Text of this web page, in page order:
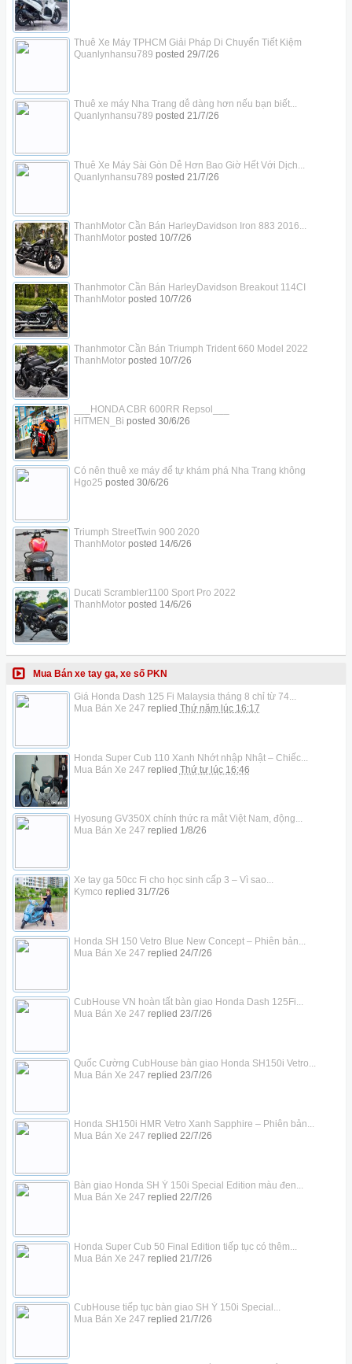
Thuê Xe Máy TPHCM Giải Pháp Di Chuyển Tiết Kiệm
Quanlynhansu789 posted 29/7/26
Thuê xe máy Nha Trang dễ dàng hơn nếu bạn biết...
Quanlynhansu789 posted 21/7/26
Thuê Xe Máy Sài Gòn Dễ Hơn Bao Giờ Hết Với Dịch...
Quanlynhansu789 posted 21/7/26
ThanhMotor Cần Bán HarleyDavidson Iron 883 2016...
ThanhMotorposted 10/7/26
Thanhmotor Cần Bán HarleyDavidson Breakout 114CI
ThanhMotorposted 10/7/26
Thanhmotor Cần Bán Triumph Trident 660 Model 2022
ThanhMotorposted 10/7/26
___HONDA CBR 600RR Repsol___
HITMEN_Bi posted 30/6/26
Có nên thuê xe máy để tự khám phá Nha Trang không
Hgo25 posted 30/6/26
Triumph StreetTwin 900 2020
ThanhMotorposted 14/6/26
Ducati Scrambler1100 Sport Pro 2022
ThanhMotorposted 14/6/26
Mua Bán xe tay ga, xe số PKN
Giá Honda Dash 125 Fi Malaysia tháng 8 chỉ từ 74...
Mua Bán Xe 247 replied Thứ năm lúc 16:17
Honda Super Cub 110 Xanh Nhớt nhập Nhật – Chiếc...
Mua Bán Xe 247 replied Thứ tư lúc 16:46
Hyosung GV350X chính thức ra mắt Việt Nam, động...
Mua Bán Xe 247 replied 1/8/26
Xe tay ga 50cc Fi cho học sinh cấp 3 – Vì sao...
Kymco replied 31/7/26
Honda SH 150 Vetro Blue New Concept – Phiên bản...
Mua Bán Xe 247 replied 24/7/26
CubHouse VN hoàn tất bàn giao Honda Dash 125Fi...
Mua Bán Xe 247 replied 23/7/26
Quốc Cường CubHouse bàn giao Honda SH150i Vetro...
Mua Bán Xe 247 replied 23/7/26
Honda SH150i HMR Vetro Xanh Sapphire – Phiên bản...
Mua Bán Xe 247 replied 22/7/26
Bàn giao Honda SH Ý 150i Special Edition màu đen...
Mua Bán Xe 247 replied 22/7/26
Honda Super Cub 50 Final Edition tiếp tục có thêm...
Mua Bán Xe 247 replied 21/7/26
CubHouse tiếp tục bàn giao SH Ý 150i Special...
Mua Bán Xe 247 replied 21/7/26